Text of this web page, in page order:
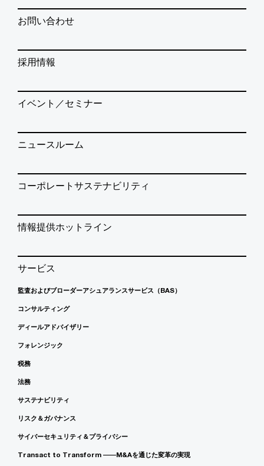
お問い合わせ
採用情報
イベント／セミナー
ニュースルーム
コーポレートサステナビリティ
情報提供ホットライン
サービス
監査およびブローダーアシュアランスサービス（BAS）
コンサルティング
ディールアドバイザリー
フォレンジック
税務
法務
サステナビリティ
リスク＆ガバナンス
サイバーセキュリティ＆プライバシー
Transact to Transform ――M&Aを通じた変革の実現